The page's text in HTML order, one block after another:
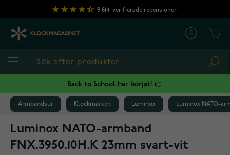
Hoppa till innehållet
9,614 verifierade recensioner
Back to School har börjat! 👉
Armbandsur Klockmärken Luminox Luminox NATO-
Luminox NATO-armband
FNX.3950.10H.K 23mm svart-vit